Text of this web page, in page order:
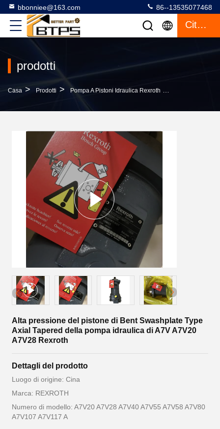
bbonniee@163.com 86--13535077468
Citazione
prodotti
Casa > Prodotti > Pompa A Pistoni Idraulica Rexroth >
Alta pressione del pistone di Bent Swashplate Type
Axial Tapered della pompa idraulica di A7V A7V20
A7V28 Rexroth
Dettagli del prodotto
Luogo di origine: Cina
Marca: REXROTH
Numero di modello: A7V20 A7V28 A7V40 A7V55 A7V58 A7V80
A7V107 A7V117 A